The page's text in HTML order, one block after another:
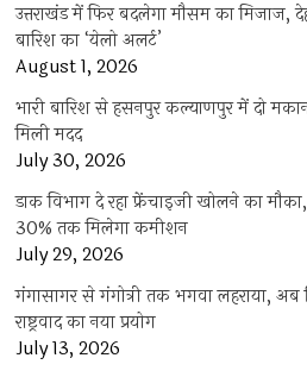
उत्तराखंड में फिर बदलेगा मौसम का मिजाज,
बारिश का ‘येलो अलर्ट’
August 1, 2026
भारी बारिश से हसनपुर कल्याणपुर में दो
मिली मदद
July 30, 2026
डाक विभाग दे रहा फ्रेंचाइजी खोलने का
30% तक मिलेगा कमीशन
July 29, 2026
गंगासागर से गंगोत्री तक भगवा लहराया, अब
राष्ट्रवाद का नया प्रयोग
July 13, 2026